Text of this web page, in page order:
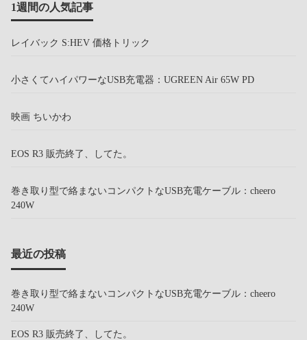
1週間の人気記事
レイバック S:HEV 価格トリック
小さくてハイパワーなUSB充電器：UGREEN Air 65W PD
映画 ちいかわ
EOS R3 販売終了、してた。
巻き取り型で絡まないコンパクトなUSB充電ケーブル：cheero
240W
最近の投稿
巻き取り型で絡まないコンパクトなUSB充電ケーブル：cheero
240W
EOS R3 販売終了、してた。